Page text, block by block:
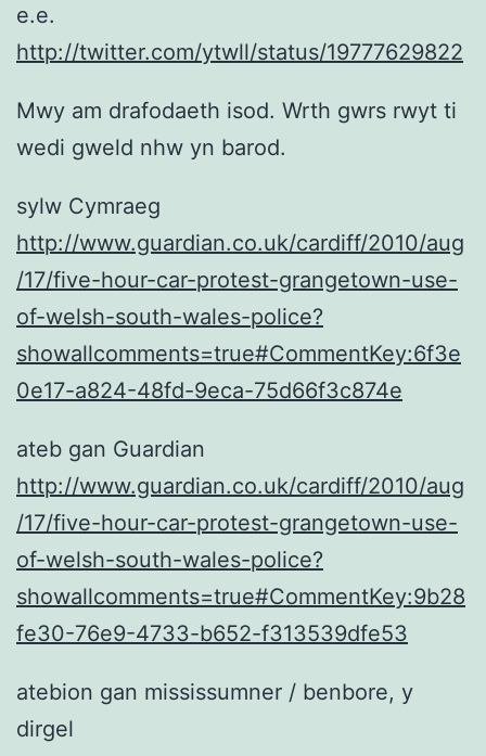
e.e.
http://twitter.com/ytwll/status/19777629822
Mwy am drafodaeth isod. Wrth gwrs rwyt ti
wedi gweld nhw yn barod.
sylw Cymraeg
http://www.guardian.co.uk/cardiff/2010/aug
/17/five-hour-car-protest-grangetown-use-
of-welsh-south-wales-police?
showallcomments=true#CommentKey:6f3e
0e17-a824-48fd-9eca-75d66f3c874e
ateb gan Guardian
http://www.guardian.co.uk/cardiff/2010/aug
/17/five-hour-car-protest-grangetown-use-
of-welsh-south-wales-police?
showallcomments=true#CommentKey:9b28
fe30-76e9-4733-b652-f313539dfe53
atebion gan mississumner / benbore, y
dirgel